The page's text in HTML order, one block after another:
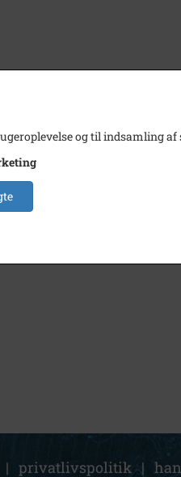
| privatlivspolitik |
og til indsamling